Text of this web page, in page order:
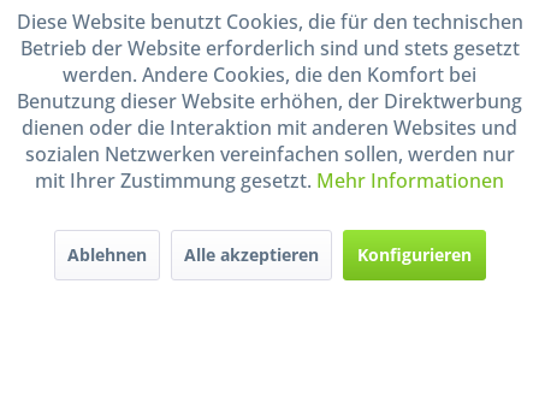
Service Hotline
Shop Service
Informationen
Handel mit BIO-Weinen
durch DE-ÖKO-009
Diese Website benutzt Cookies, die für den technischen
Betrieb der Website erforderlich sind und stets gesetzt
werden. Andere Cookies, die den Komfort bei
Benutzung dieser Website erhöhen, der Direktwerbung
dienen oder die Interaktion mit anderen Websites und
sozialen Netzwerken vereinfachen sollen, werden nur
mit Ihrer Zustimmung gesetzt. Mehr Informationen
Ablehnen Alle akzeptieren Konfigurieren